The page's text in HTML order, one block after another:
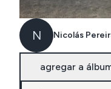
N Nicolás
agregar a